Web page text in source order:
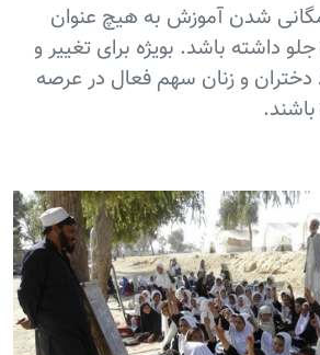
شدن آموزش به هیچ عنوان
داشته باشد. بويژه برای تغییر و
دختران و زنان سهم فعال در عرصه